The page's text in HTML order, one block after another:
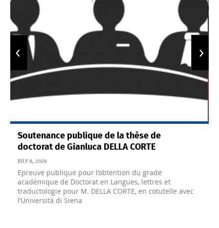
Soutenance publique de la thèse de
doctorat de Gianluca DELLA CORTE
JULY 8, 2026
Epreuve publique pour l’obtention du grade
académique de Doctorat en Langues, lettres et
traductologie pour M. DELLA CORTE, en cotutelle avec
l’Università di Siena